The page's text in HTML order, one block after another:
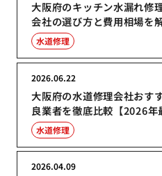
大阪府のキッチン水漏れ修
会社の選び方と費用相場を
水道修理
大阪府の水道修理会社おす
良業者を徹底比較【2026年
2026.06.22
水道修理
2026.04.09